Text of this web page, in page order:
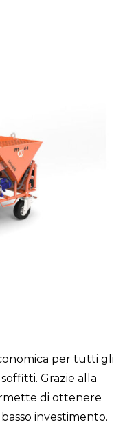
per tutti gli
Grazie alla
di ottenere
investimento.